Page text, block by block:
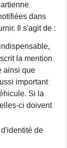
dans
Il s'agit de :
la mention
ainsi que
important
Si la
ci doivent
de